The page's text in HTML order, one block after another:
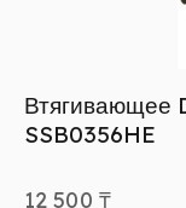
Втягивающее
SSB0356HE
12 500 ₸